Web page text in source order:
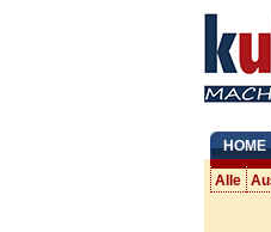
HOME
Alle